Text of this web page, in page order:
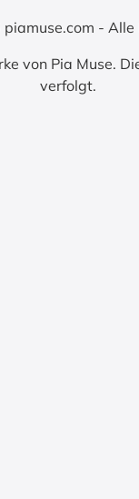
- Alle
von Pia Muse.
verfolgt.